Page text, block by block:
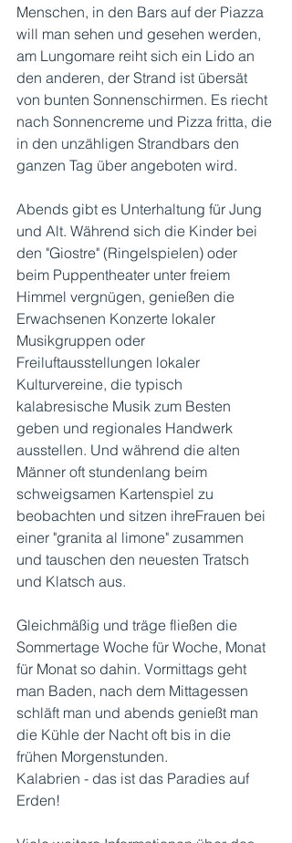
Menschen, in den Bars auf der Piazza
will man sehen und gesehen werden,
am Lungomare reiht sich ein Lido an
den anderen, der Strand ist übersät
von bunten Sonnenschirmen. Es riecht
nach Sonnencreme und Pizza fritta, die
in den unzähligen Strandbars den
ganzen Tag über angeboten wird.
Abends gibt es Unterhaltung für Jung
und Alt. Während sich die Kinder bei
den "Giostre" (Ringelspielen) oder
beim Puppentheater unter freiem
Himmel vergnügen, genießen die
Erwachsenen Konzerte lokaler
Musikgruppen oder
Freiluftausstellungen lokaler
Kulturvereine, die typisch
kalabresische Musik zum Besten
geben und regionales Handwerk
ausstellen. Und während die alten
Männer oft stundenlang beim
schweigsamen Kartenspiel zu
beobachten und sitzen ihreFrauen bei
einer "granita al limone" zusammen
und tauschen den neuesten Tratsch
und Klatsch aus.
Gleichmäßig und träge fließen die
Sommertage Woche für Woche, Monat
für Monat so dahin. Vormittags geht
man Baden, nach dem Mittagessen
schläft man und abends genießt man
die Kühle der Nacht oft bis in die
frühen Morgenstunden.
Kalabrien - das ist das Paradies auf
Erden!